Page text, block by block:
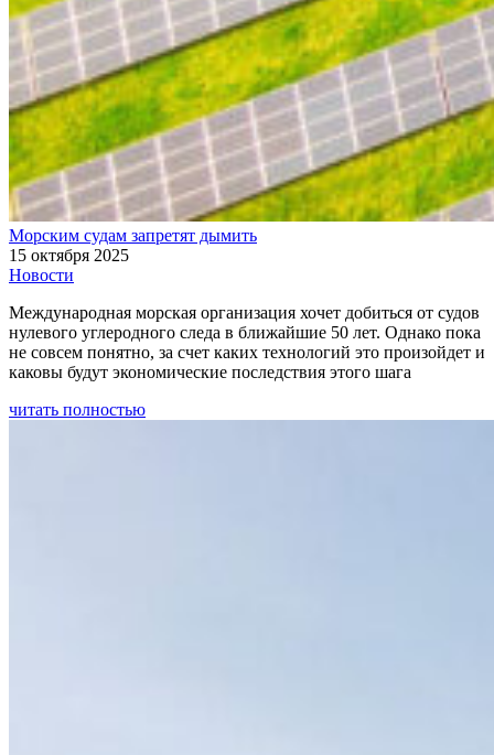
Морским судам запретят дымить
15 октября 2025
Новости
Международная морская организация хочет добиться от судов
нулевого углеродного следа в ближайшие 50 лет. Однако пока
не совсем понятно, за счет каких технологий это произойдет и
каковы будут экономические последствия этого шага
читать полностью